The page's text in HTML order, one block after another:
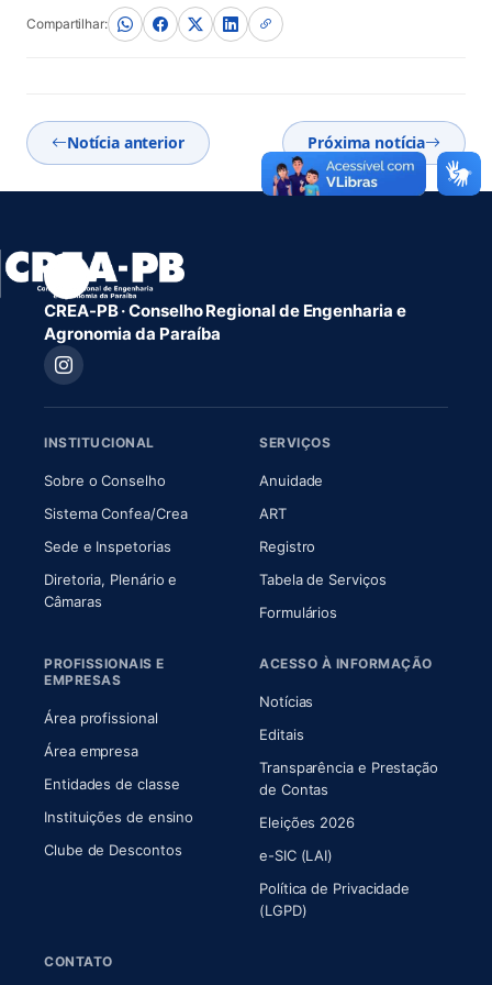
Compartilhar:
Notícia anterior Próxima notícia
CREA-PB · Conselho Regional de Engenharia e
Agronomia da Paraíba
INSTITUCIONAL
Sobre o Conselho(abre em nova aba)
Sistema Confea/Crea(abre em nova aba)
Sede e Inspetorias
Diretoria, Plenário e
Câmaras(abre em nova aba)
SERVIÇOS
Anuidade
ART(abre em nova aba)
Registro
Tabela de Serviços
Formulários
PROFISSIONAIS E
EMPRESAS
Área profissional
Área empresa
Entidades de classe
Instituições de ensino
Clube de Descontos
ACESSO À INFORMAÇÃO
Notícias
Editais
Transparência e Prestação
de Contas
Eleições 2026
e-SIC (LAI)
Política de Privacidade
(LGPD)
CONTATO